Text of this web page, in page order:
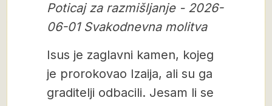
Poticaj za razmišljanje - 2026-
06-01 Svakodnevna molitva
Isus je zaglavni kamen, kojeg
je prorokovao Izaija, ali su ga
graditelji odbacili. Jesam li se